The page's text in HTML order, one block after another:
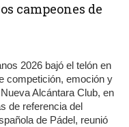
campeones de
2026 bajó el telón en
competición, emoción y
Alcántara Club, en
de referencia del
de Pádel, reunió